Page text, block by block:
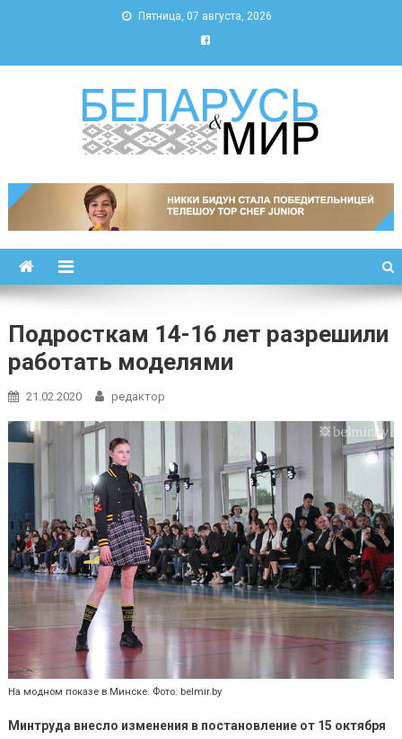
Пятница, 07 августа, 2026
Беларусь и мир
Подросткам 14-16 лет разрешили
работать моделями
21.02.2020 редактор
На модном показе в Минске. Фото: belmir.by
Минтруда внесло изменения в постановление от 15 октября